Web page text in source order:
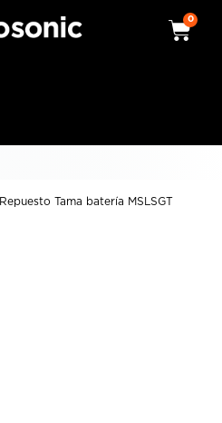
0
Repuesto Tama batería MSLSGT